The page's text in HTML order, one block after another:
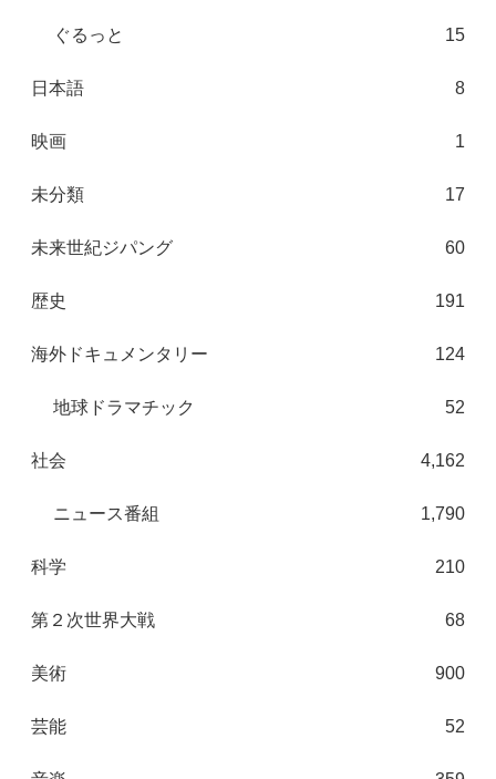
ぐるっと 15
日本語 8
映画 1
未分類 17
未来世紀ジパング 60
歴史 191
海外ドキュメンタリー 124
地球ドラマチック 52
社会 4,162
ニュース番組 1,790
科学 210
第２次世界大戦 68
美術 900
芸能 52